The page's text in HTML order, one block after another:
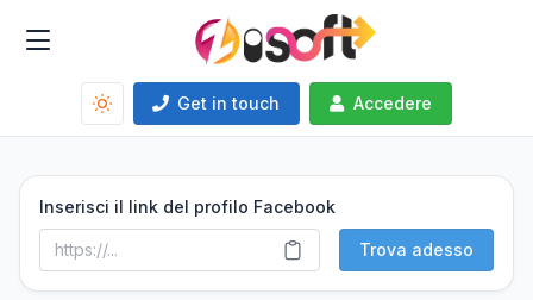
Get in touch Accedere
Inserisci il link del profilo Facebook
Trova adesso